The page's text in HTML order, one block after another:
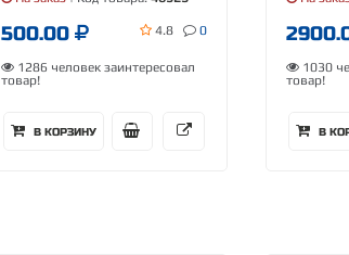
500.00 4.8 0
1286 человек заинтересовал
товар!
В КОРЗИНУ
1030
товар!
В